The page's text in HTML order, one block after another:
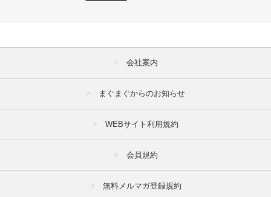
会社案内
まぐまぐからのお知らせ
WEBサイト利用規約
会員規約
無料メルマガ登録規約